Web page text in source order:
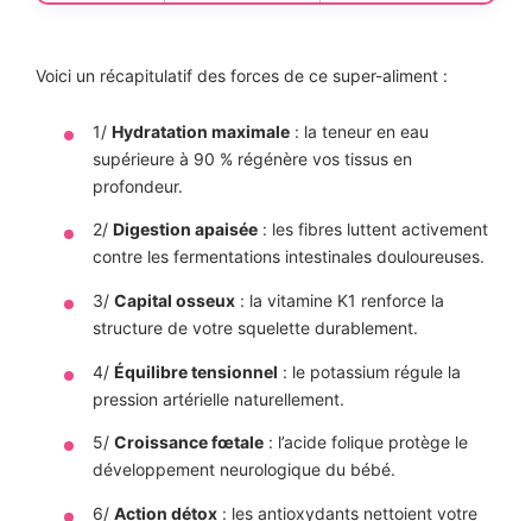
Voici un récapitulatif des forces de ce super-aliment :
1/ Hydratation maximale : la teneur en eau
supérieure à 90 % régénère vos tissus en
profondeur.
2/ Digestion apaisée : les fibres luttent activement
contre les fermentations intestinales douloureuses.
3/ Capital osseux : la vitamine K1 renforce la
structure de votre squelette durablement.
4/ Équilibre tensionnel : le potassium régule la
pression artérielle naturellement.
5/ Croissance fœtale : l’acide folique protège le
développement neurologique du bébé.
6/ Action détox : les antioxydants nettoient votre